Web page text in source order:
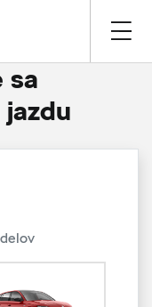
sa